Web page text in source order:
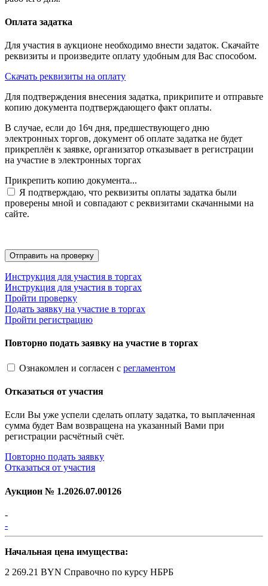
Оплата задатка
Для участия в аукционе необходимо внести задаток. Скачайте
реквизиты и произведите оплату удобным для Вас способом.
Скачать реквизиты на оплату
Для подтверждения внесения задатка, прикрипите и отправьте
копию документа подтверждающего факт оплаты.
В случае, если до 16ч дня, предшествующего дню
электронных торгов, документ об оплате задатка не будет
прикреплён к заявке, организатор отказывает в регистрации
на участие в электронных торгах
Прикрепить копию документа...
Я подтверждаю, что реквизиты оплаты задатка были
проверены мной и совпадают с реквизитами скачанными на
сайте.
Инструкция для участия в торгах
Инструкция для участия в торгах
Пройти проверку
Подать заявку на участие в торгах
Пройти регистрацию
Повторно подать заявку на участие в торгах
Ознакомлен и согласен с регламентом
Отказаться от участия
Если Вы уже успели сделать оплату задатка, то выплаченная
сумма будет Вам возвращена на указанный Вами при
регистрации расчётный счёт.
Повторно подать заявку
Отказаться от участия
Аукцион № 1.2026.07.00126
-
-
Начальная цена имущества:
2 269.21 BYN Справочно по курсу НБРБ